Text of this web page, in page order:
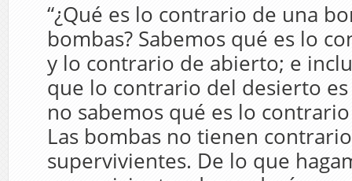
“¿Qué es lo contrario de una
bombas? Sabemos qué es lo
y lo contrario de abierto; e
que lo contrario del desierto
no sabemos qué es lo
Las bombas no tienen
supervivientes. De lo que